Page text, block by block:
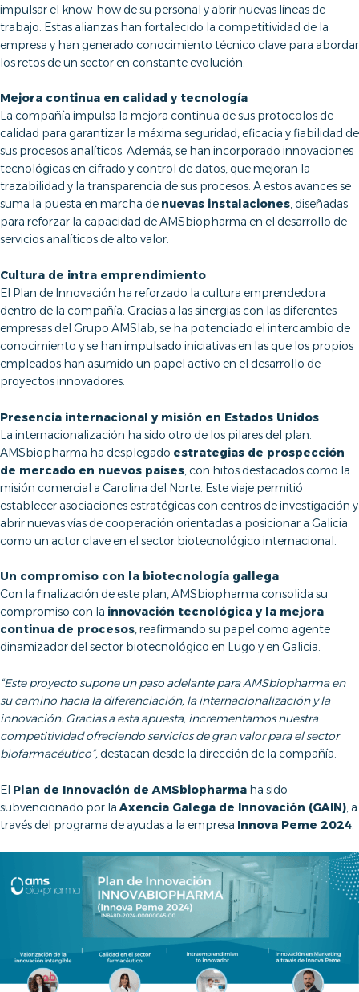
impulsar el know-how de su personal y abrir nuevas líneas de
trabajo. Estas alianzas han fortalecido la competitividad de la
empresa y han generado conocimiento técnico clave para abordar
los retos de un sector en constante evolución.
Mejora continua en calidad y tecnología
La compañía impulsa la mejora continua de sus protocolos de
calidad para garantizar la máxima seguridad, eficacia y fiabilidad de
sus procesos analíticos. Además, se han incorporado innovaciones
tecnológicas en cifrado y control de datos, que mejoran la
trazabilidad y la transparencia de sus procesos. A estos avances se
suma la puesta en marcha de nuevas instalaciones, diseñadas
para reforzar la capacidad de AMSbiopharma en el desarrollo de
servicios analíticos de alto valor.
Cultura de intra emprendimiento
El Plan de Innovación ha reforzado la cultura emprendedora
dentro de la compañía. Gracias a las sinergias con las diferentes
empresas del Grupo AMSlab, se ha potenciado el intercambio de
conocimiento y se han impulsado iniciativas en las que los propios
empleados han asumido un papel activo en el desarrollo de
proyectos innovadores.
Presencia internacional y misión en Estados Unidos
La internacionalización ha sido otro de los pilares del plan.
AMSbiopharma ha desplegado estrategias de prospección
de mercado en nuevos países, con hitos destacados como la
misión comercial a Carolina del Norte. Este viaje permitió
establecer asociaciones estratégicas con centros de investigación y
abrir nuevas vías de cooperación orientadas a posicionar a Galicia
como un actor clave en el sector biotecnológico internacional.
Un compromiso con la biotecnología gallega
Con la finalización de este plan, AMSbiopharma consolida su
compromiso con la innovación tecnológica y la mejora
continua de procesos, reafirmando su papel como agente
dinamizador del sector biotecnológico en Lugo y en Galicia.
“Este proyecto supone un paso adelante para AMSbiopharma en
su camino hacia la diferenciación, la internacionalización y la
innovación. Gracias a esta apuesta, incrementamos nuestra
competitividad ofreciendo servicios de gran valor para el sector
biofarmacéutico”, destacan desde la dirección de la compañía.
El Plan de Innovación de AMSbiopharma ha sido
subvencionado por laAxencia Galega de Innovación (GAIN), a
través del programa de ayudas a la empresa Innova Peme 2024.